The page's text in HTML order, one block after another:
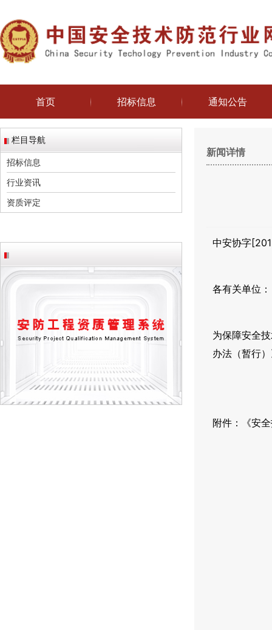
首页 招标信息 通知公告
栏目导航
招标信息
行业资讯
资质评定
新闻详情
中安协字
各有关单位：
为保障安全
办法（暂行
附件：《安